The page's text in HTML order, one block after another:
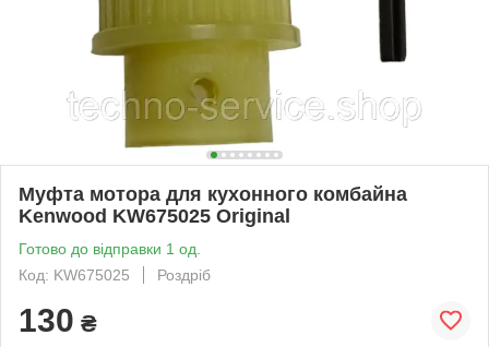
Муфта мотора для кухонного комбайна
Kenwood KW675025 Original
Готово до відправки 1 од.
Код: KW675025
Роздріб
130 ₴